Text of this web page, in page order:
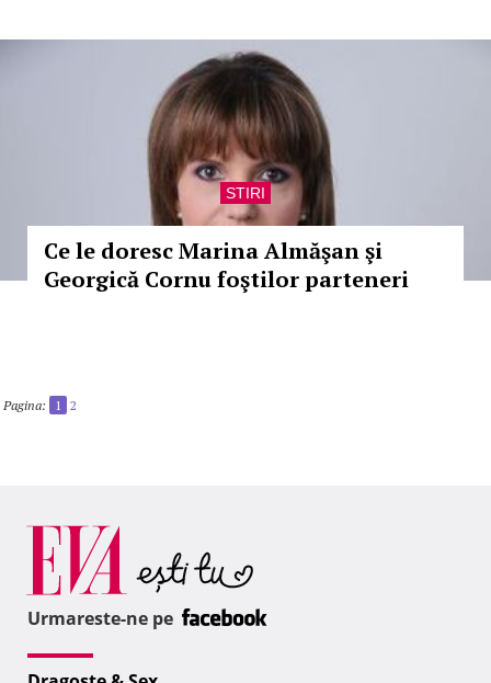
STIRI
Ce le doresc Marina Almăşan şi
Georgică Cornu foştilor parteneri
Pagina: 1 2
Urmareste-ne pe